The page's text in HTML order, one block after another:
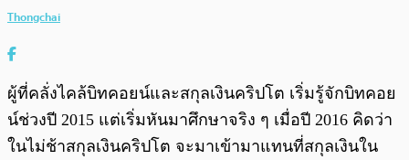
Thongchai
ผู้ที่คลั่งไคล้บิทคอยน์และสกุลเงินคริปโต เริ่มรู้จักบิทคอย
น์ช่วงปี 2015 แต่เริ่มหันมาศึกษาจริง ๆ เมื่อปี 2016 คิดว่า
ในไม่ช้าสกุลเงินคริปโต จะมาเข้ามาแทนที่สกุลเงินใน